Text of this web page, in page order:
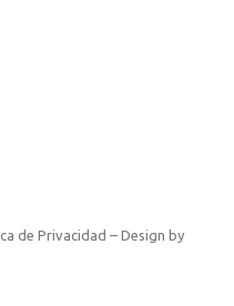
de Privacidad – Design by